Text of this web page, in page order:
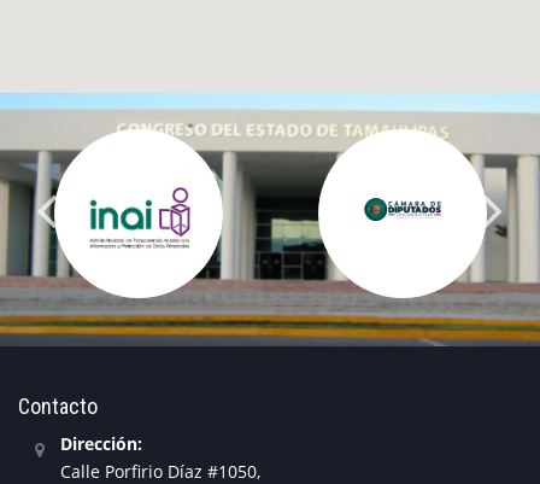
Contacto
Dirección:
Calle Porfirio Díaz #1050,